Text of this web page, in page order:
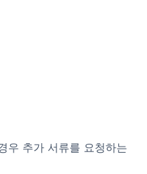
우 추가 서류를 요청하는